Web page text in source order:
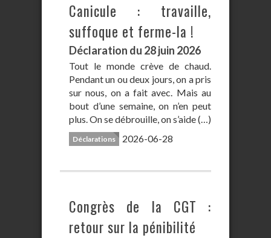
Canicule : travaille,
suffoque et ferme-la !
Déclaration du 28 juin 2026
Tout le monde crève de chaud.
Pendant un ou deux jours, on a pris
sur nous, on a fait avec. Mais au
bout d’une semaine, on n’en peut
plus. On se débrouille, on s’aide (…)
Déclarations 2026-06-28
Congrès de la CGT :
retour sur la pénibilité